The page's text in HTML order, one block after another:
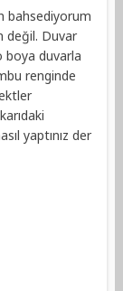
bahsediyorum
değil. Duvar
boya duvarla
renginde
yaptınız der